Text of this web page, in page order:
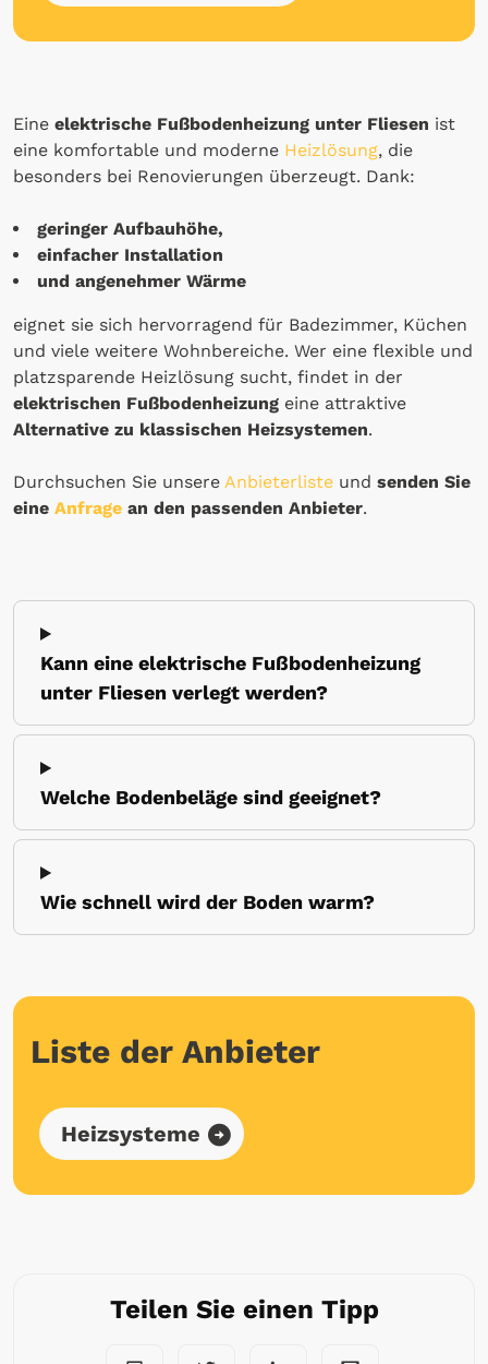
Eine elektrische Fußbodenheizung unter Fliesen ist
eine komfortable und moderne Heizlösung, die
besonders bei Renovierungen überzeugt. Dank:
geringer Aufbauhöhe,
einfacher Installation
und angenehmer Wärme
eignet sie sich hervorragend für Badezimmer, Küchen
und viele weitere Wohnbereiche. Wer eine flexible und
platzsparende Heizlösung sucht, findet in der
elektrischen Fußbodenheizung eine attraktive
Alternative zu klassischen Heizsystemen.
Durchsuchen Sie unsere Anbieterliste und senden Sie
eine Anfrage an den passenden Anbieter.
Kann eine elektrische Fußbodenheizung
unter Fliesen verlegt werden?
Welche Bodenbeläge sind geeignet?
Wie schnell wird der Boden warm?
Liste der Anbieter
Heizsysteme
Teilen Sie einen Tipp